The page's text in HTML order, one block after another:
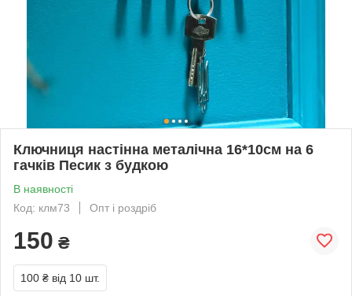
Ключниця настінна металічна 16*10см на 6
гачків Песик з будкою
В наявності
Код: клм73
Опт і роздріб
150 ₴
100 ₴ від 10 шт.